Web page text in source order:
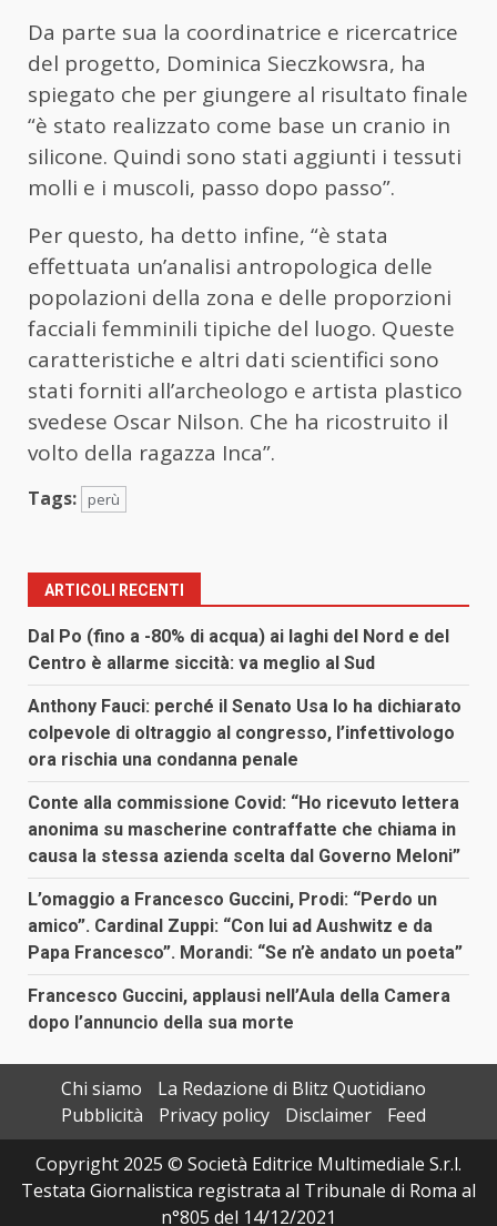
Da parte sua la coordinatrice e ricercatrice
del progetto, Dominica Sieczkowsra, ha
spiegato che per giungere al risultato finale
“è stato realizzato come base un cranio in
silicone. Quindi sono stati aggiunti i tessuti
molli e i muscoli, passo dopo passo”.
Per questo, ha detto infine, “è stata
effettuata un’analisi antropologica delle
popolazioni della zona e delle proporzioni
facciali femminili tipiche del luogo. Queste
caratteristiche e altri dati scientifici sono
stati forniti all’archeologo e artista plastico
svedese Oscar Nilson. Che ha ricostruito il
volto della ragazza Inca”.
Tags: perù
ARTICOLI RECENTI
Dal Po (fino a -80% di acqua) ai laghi del Nord e del
Centro è allarme siccità: va meglio al Sud
Anthony Fauci: perché il Senato Usa lo ha dichiarato
colpevole di oltraggio al congresso, l’infettivologo
ora rischia una condanna penale
Conte alla commissione Covid: “Ho ricevuto lettera
anonima su mascherine contraffatte che chiama in
causa la stessa azienda scelta dal Governo Meloni”
L’omaggio a Francesco Guccini, Prodi: “Perdo un
amico”. Cardinal Zuppi: “Con lui ad Aushwitz e da
Papa Francesco”. Morandi: “Se n’è andato un poeta”
Francesco Guccini, applausi nell’Aula della Camera
dopo l’annuncio della sua morte
Chi siamo
La Redazione di Blitz Quotidiano
Pubblicità
Privacy policy Disclaimer
Feed
Copyright 2025 © Società Editrice Multimediale S.r.l.
Testata Giornalistica registrata al Tribunale di Roma al
n°805 del 14/12/2021